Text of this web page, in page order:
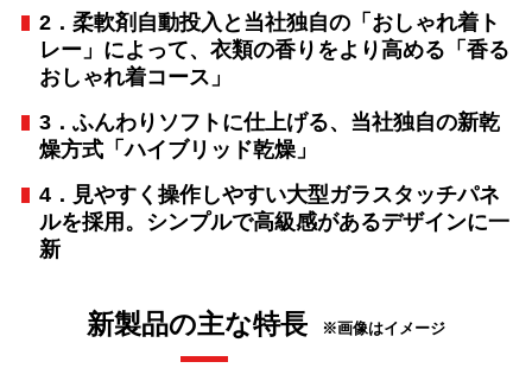
2．柔軟剤自動投入と当社独自の「おしゃれ着ト
レー」によって、衣類の香りをより高める「香る
おしゃれ着コース」
3．ふんわりソフトに仕上げる、当社独自の新乾
燥方式「ハイブリッド乾燥」
4．見やすく操作しやすい大型ガラスタッチパネ
ルを採用。シンプルで高級感があるデザインに一
新
新製品の主な特長 ※画像はイメージ